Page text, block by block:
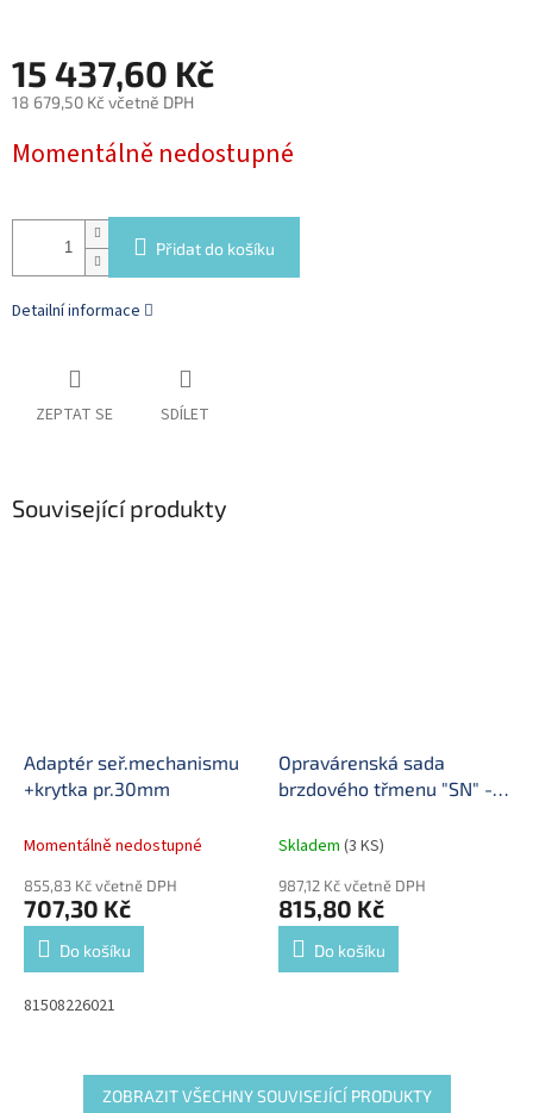
15 437,60 Kč
18 679,50 Kč včetně DPH
cena:
Momentálně nedostupné
Přidat do košíku
Detailní informace
ZEPTAT SE SDÍLET
Související produkty
Adaptér seř.mechanismu
+krytka pr.30mm
Momentálně nedostupné
855,83 Kč včetně DPH
707,30 Kč
Do košíku
81508226021
Opravárenská sada
brzdového třmenu "SN" -
Skladem (3 KS)
987,12 Kč včetně DPH
815,80 Kč
Do košíku
ZOBRAZIT VŠECHNY SOUVISEJÍCÍ PRODUKTY